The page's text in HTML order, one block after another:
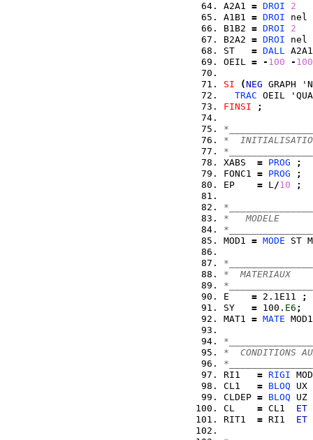
A2A1 = DROI 2
A1B1 = DROI nel
B1B2 = DROI 2
B2A2 = DROI nel
ST = DALL
OEIL = - 100 - 100
SI (NEG GRAPH
TRAC OEIL
FINSI
;
*
XABS = PROG
;
FONC1 = PROG
;
EP = L/10 ;
*   MODELE
MOD1 = MODE ST
*  MATERIAUX
E = 2.1E11
;
SY = 100. E6 ;
MAT1 = MATE
*  CONDITIONS
RI1 = RIGI
CL1 = BLOQ UX
CLDEP = BLOQ UZ
CL = CL1 ET
RIT1 = RI1 ET